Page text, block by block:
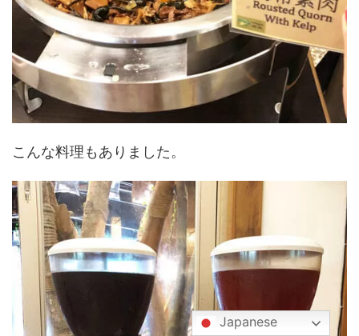
こんな料理もありました。
Japanese